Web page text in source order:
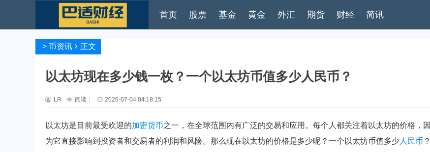
首页 股票 基金 黄金 外汇 期货 财经 简讯
> 币资讯 正文
以太坊现在多少钱一枚？一个以太坊币值多少人民币？
LR 阅读： 2026-07-04 04:18:15
以太坊是目前最受欢迎的加密货币之一，在全球范围内有广泛的交易和应用。每个人都关注着以太坊的价格，因
为它直接影响到投资者和交易者的利润和风险。那么现在以太坊的价格是多少呢？一个以太坊币值多少人民币 ？